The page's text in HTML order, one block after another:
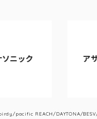
アサヒサイクル
birdy/pacific REACH/DAYTONA/